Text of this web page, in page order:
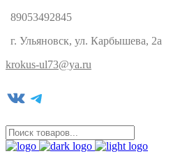
89053492845
г. Ульяновск, ул. Карбышева, 2а
krokus-ul73@ya.ru
VK Telegram